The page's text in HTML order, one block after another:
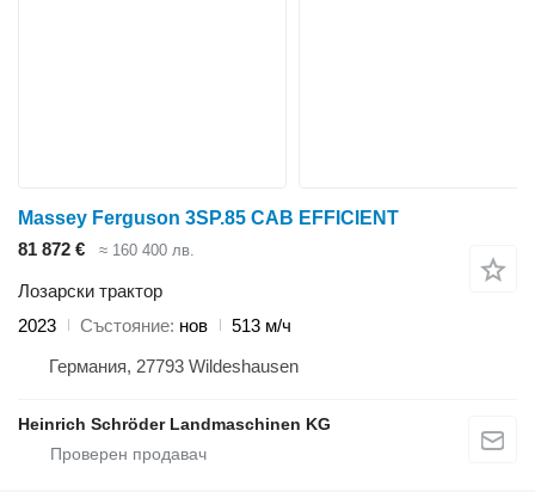
Massey Ferguson 3SP.85 CAB EFFICIENT
81 872 €
≈ 160 400 лв.
Лозарски трактор
2023
Състояние нов
513 м/ч
Германия, 27793 Wildeshausen
Heinrich Schröder Landmaschinen KG